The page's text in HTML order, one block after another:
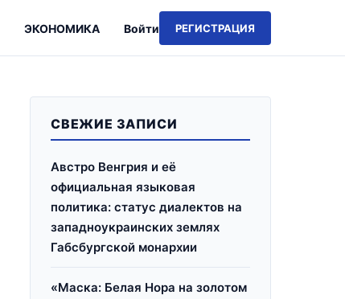
Войти РЕГИСТРАЦИЯ
ЭКОНОМИКА
СВЕЖИЕ ЗАПИСИ
Австро Венгрия и её
официальная языковая
политика: статус диалектов на
западноукраинских землях
Габсбургской монархии
«Маска: Белая Нора на золотом